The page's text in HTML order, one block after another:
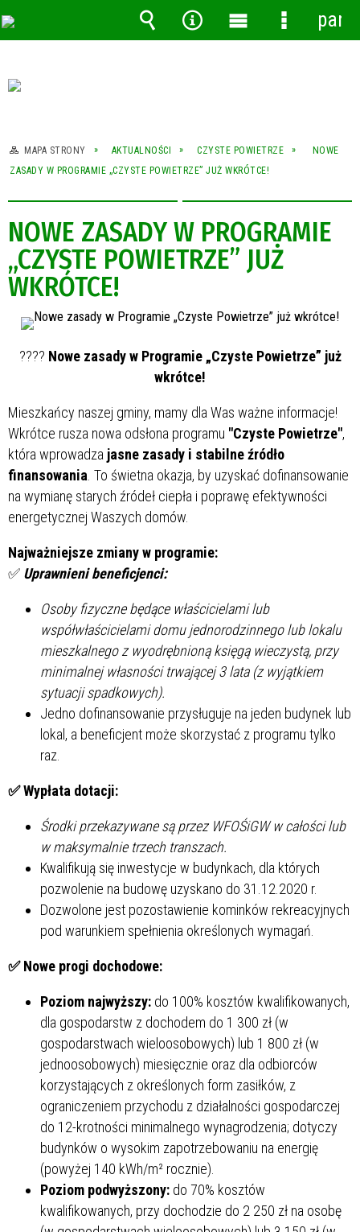
MAPA STRONY AKTUALNOŚCI CZYSTE POWIETRZE
NOWE
ZASADY W PROGRAMIE „CZYSTE POWIETRZE” JUŻ WKRÓTCE!
NOWE ZASADY W PROGRAMIE
„CZYSTE POWIETRZE” JUŻ
WKRÓTCE!
???? Nowe zasady w Programie „Czyste Powietrze” już
wkrótce!
Mieszkańcy naszej gminy, mamy dla Was ważne informacje!
Wkrótce rusza nowa odsłona programu "Czyste Powietrze",
która wprowadza jasne zasady i stabilne źródło
finansowania . To świetna okazja, by uzyskać dofinansowanie
na wymianę starych źródeł ciepła i poprawę efektywności
energetycznej Waszych domów.
Najważniejsze zmiany w programie:
✅ Uprawnieni beneficjenci:
Osoby fizyczne będące właścicielami lub
współwłaścicielami domu jednorodzinnego lub lokalu
mieszkalnego z wyodrębnioną księgą wieczystą, przy
minimalnej własności trwającej 3 lata (z wyjątkiem
sytuacji spadkowych).
Jedno dofinansowanie przysługuje na jeden budynek lub
lokal, a beneficjent może skorzystać z programu tylko
raz.
✅ Wypłata dotacji:
Środki przekazywane są przez WFOŚiGW w całości lub
w maksymalnie trzech transzach.
Kwalifikują się inwestycje w budynkach, dla których
pozwolenie na budowę uzyskano do 31.12.2020 r.
Dozwolone jest pozostawienie kominków rekreacyjnych
pod warunkiem spełnienia określonych wymagań.
✅Nowe progi dochodowe:
Poziom najwyższy: do 100% kosztów kwalifikowanych,
dla gospodarstw z dochodem do 1 300 zł (w
gospodarstwach wieloosobowych) lub 1 800 zł (w
jednoosobowych) miesięcznie oraz dla odbiorców
korzystających z określonych form zasiłków, z
ograniczeniem przychodu z działalności gospodarczej
do 12-krotności minimalnego wynagrodzenia; dotyczy
budynków o wysokim zapotrzebowaniu na energię
(powyżej 140 kWh/m² rocznie).
Poziom podwyższony: do 70% kosztów
kwalifikowanych, przy dochodzie do 2 250 zł na osobę
Wyszukiwarka
Narzędzia
MenuMenu